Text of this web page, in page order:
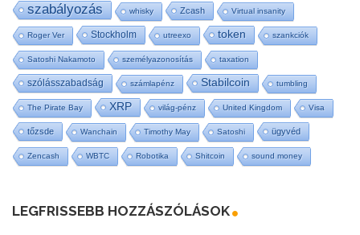
szabályozás whisky Zcash Virtual insanity
Roger Ver Stockholm utreexo token szankciók
Satoshi Nakamoto személyazonosítás taxation
szólásszabadság számlapénz Stabilcoin tumbling
The Pirate Bay XRP világ-pénz United Kingdom Visa
tőzsde Wanchain Timothy May Satoshi ügyvéd
Zencash WBTC Robotika Shitcoin sound money
LEGFRISSEBB HOZZÁSZÓLÁSOK